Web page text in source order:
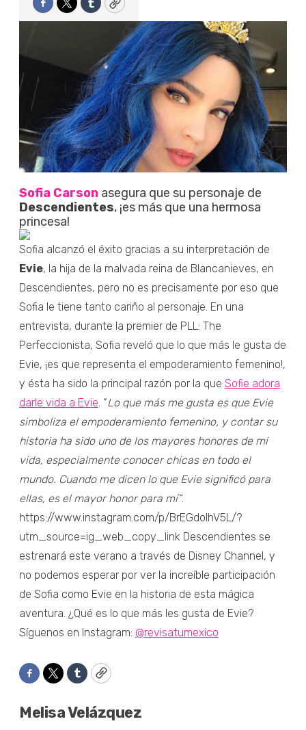
Facebook
TwitterTumblrCopy
Sofia Carson asegura que su personaje de
Descendientes, ¡es más que una hermosa
princesa!
Sofia alcanzó el éxito gracias a su interpretación de
Evie, la hija de la malvada reina de Blancanieves, en
Descendientes, pero no es precisamente por eso que
Sofia le tiene tanto cariño al personaje. En una
entrevista, durante la premier de PLL: The
Perfeccionista, Sofia reveló que lo que más le gusta de
Evie, ¡es que representa el empoderamiento femenino!,
y ésta ha sido la principal razón por la que Sofie adora
darle vida a Evie . “Lo que más me gusta es que Evie
simboliza el empoderamiento femenino, y contar su
historia ha sido uno de los mayores honores de mi
vida, especialmente conocer chicas en todo el
mundo. Cuando me dicen lo que Evie significó para
ellas, es el mayor honor para mí”.
https://www.instagram.com/p/BrEGdoIhV5L/?
utm_source=ig_web_copy_link Descendientes se
estrenará este verano a través de Disney Channel, y
no podemos esperar por ver la increíble participación
de Sofia como Evie en la historia de esta mágica
aventura. ¿Qué es lo que más les gusta de Evie?
Síguenos en Instagram: @revisatumexico
Facebook
TwitterTumblrCopy
Melisa Velázquez